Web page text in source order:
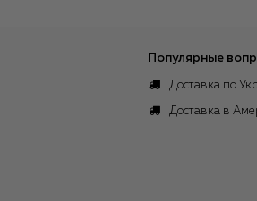
Популярные
Доставка по
Доставка в